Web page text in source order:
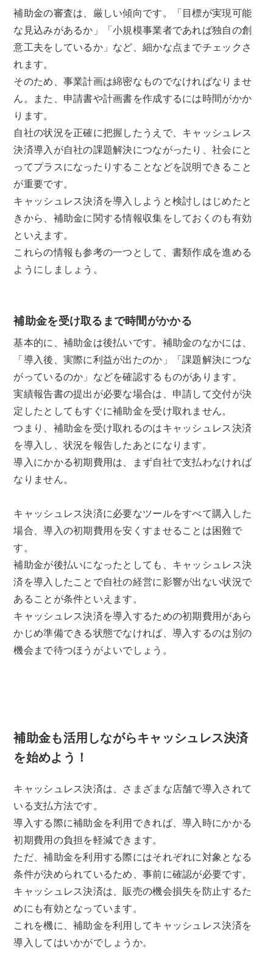
補助金の審査は、厳しい傾向です。「目標が実現可能
な見込みがあるか」「小規模事業者であれば独自の創
意工夫をしているか」など、細かな点までチェックさ
れます。
そのため、事業計画は綿密なものでなければなりませ
ん。また、申請書や計画書を作成するには時間がかか
ります。
自社の状況を正確に把握したうえで、キャッシュレス
決済導入が自社の課題解決につながったり、社会にと
ってプラスになったりすることなどを説明できること
が重要です。
キャッシュレス決済を導入しようと検討しはじめたと
きから、補助金に関する情報収集をしておくのも有効
といえます。
これらの情報も参考の一つとして、書類作成を進める
ようにしましょう。
補助金を受け取るまで時間がかかる
基本的に、補助金は後払いです。補助金のなかには、
「導入後、実際に利益が出たのか」「課題解決につな
がっているのか」などを確認するものがあります。
実績報告書の提出が必要な場合は、申請して交付が決
定したとしてもすぐに補助金を受け取れません。
つまり、補助金を受け取れるのはキャッシュレス決済
を導入し、状況を報告したあとになります。
導入にかかる初期費用は、まず自社で支払わなければ
なりません。
キャッシュレス決済に必要なツールをすべて購入した
場合、導入の初期費用を安くすませることは困難で
す。
補助金が後払いになったとしても、キャッシュレス決
済を導入したことで自社の経営に影響が出ない状況で
あることが条件といえます。
キャッシュレス決済を導入するための初期費用があら
かじめ準備できる状態でなければ、導入するのは別の
機会まで待つほうがよいでしょう。
補助金も活用しながらキャッシュレス決済
を始めよう！
キャッシュレス決済は、さまざまな店舗で導入されて
いる支払方法です。
導入する際に補助金を利用できれば、導入時にかかる
初期費用の負担を軽減できます。
ただ、補助金を利用する際にはそれぞれに対象となる
条件が決められているため、事前に確認が必要です。
キャッシュレス決済は、販売の機会損失を防止するた
めにも有効となっています。
これを機に、補助金を利用してキャッシュレス決済を
導入してはいかがでしょうか。